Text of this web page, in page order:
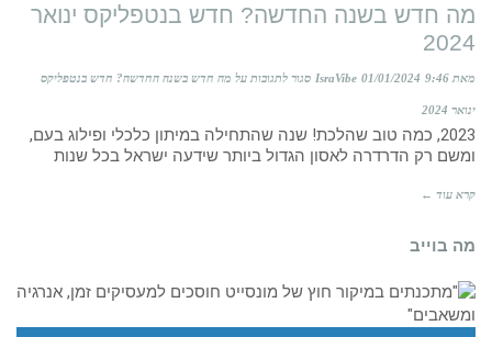
מה חדש בשנה החדשה? חדש בנטפליקס ינואר
2024
מאת IsraVibe 01/01/2024 9:46 סגור לתגובותעל מה חדש בשנה החדשה? חדש בנטפליקס
ינואר 2024
2023, כמה טוב שהלכת! שנה שהתחילה במיתון כלכלי ופילוג בעם,
ומשם רק הדרדרה לאסון הגדול ביותר שידעה ישראל בכל שנות
קרא עוד ←
מה בוייב